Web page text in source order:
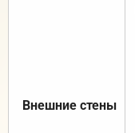
Внешние стены